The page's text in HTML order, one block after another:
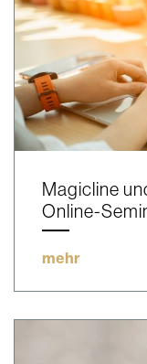
Magicline
Online-
mehr